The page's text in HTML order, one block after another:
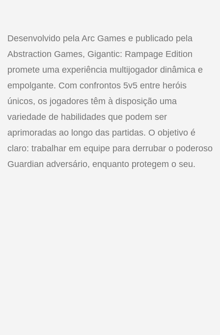
Desenvolvido pela Arc Games e publicado pela
Abstraction Games, Gigantic: Rampage Edition
promete uma experiência multijogador dinâmica e
empolgante. Com confrontos 5v5 entre heróis
únicos, os jogadores têm à disposição uma
variedade de habilidades que podem ser
aprimoradas ao longo das partidas. O objetivo é
claro: trabalhar em equipe para derrubar o poderoso
Guardian adversário, enquanto protegem o seu.